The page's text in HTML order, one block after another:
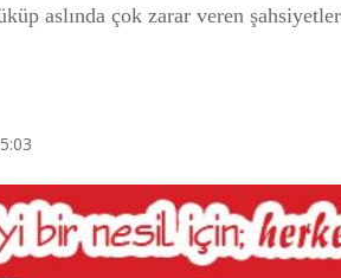
aslında çok zarar veren